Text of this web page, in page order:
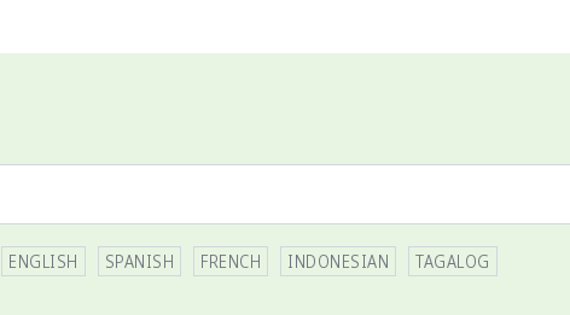
ENGLISH SPANISH FRENCH INDONESIAN TAGALOG